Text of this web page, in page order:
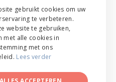
gebruikt cookies om uw
te verbeteren.
website te gebruiken,
met alle cookies in
met ons
Lees verder